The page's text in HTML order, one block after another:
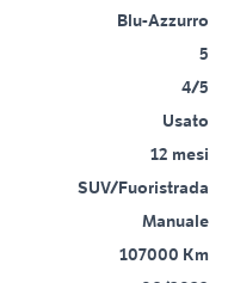
Blu-Azzurro
5
4/5
Usato
12 mesi
SUV/Fuoristrada
Manuale
107000 Km